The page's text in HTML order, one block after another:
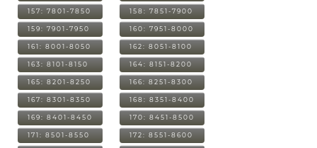
157: 7801-7850 158: 7851-7900
159: 7901-7950 160: 7951-8000
161: 8001-8050 162: 8051-8100
163: 8101-8150 164: 8151-8200
165: 8201-8250 166: 8251-8300
167: 8301-8350 168: 8351-8400
169: 8401-8450 170: 8451-8500
171: 8501-8550 172: 8551-8600